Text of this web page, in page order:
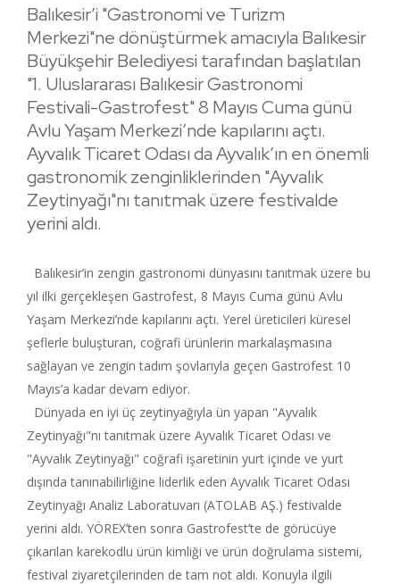
Balıkesir’i "Gastronomi ve Turizm
Merkezi"ne dönüştürmek amacıyla Balıkesir
Büyükşehir Belediyesi tarafından başlatılan
"1. Uluslararası Balıkesir Gastronomi
Festivali-Gastrofest" 8 Mayıs Cuma günü
Avlu Yaşam Merkezi’nde kapılarını açtı.
Ayvalık Ticaret Odası da Ayvalık’ın en önemli
gastronomik zenginliklerinden "Ayvalık
Zeytinyağı"nı tanıtmak üzere festivalde
yerini aldı.
Balıkesir’in zengin gastronomi dünyasını tanıtmak üzere bu
yıl ilki gerçekleşen Gastrofest, 8 Mayıs Cuma günü Avlu
Yaşam Merkezi’nde kapılarını açtı. Yerel üreticileri küresel
şeflerle buluşturan, coğrafi ürünlerin markalaşmasına
sağlayan ve zengin tadım şovlarıyla geçen Gastrofest 10
Mayıs’a kadar devam ediyor.
Dünyada en iyi üç zeytinyağıyla ün yapan "Ayvalık
Zeytinyağı"nı tanıtmak üzere Ayvalık Ticaret Odası ve
"Ayvalık Zeytinyağı" coğrafi işaretinin yurt içinde ve yurt
dışında tanınabilirliğine liderlik eden Ayvalık Ticaret Odası
Zeytinyağı Analiz Laboratuvarı (ATOLAB AŞ.) festivalde
yerini aldı. YÖREX’ten sonra Gastrofest’te de görücüye
çıkarılan karekodlu ürün kimliği ve ürün doğrulama sistemi,
festival ziyaretçilerinden de tam not aldı. Konuyla ilgili